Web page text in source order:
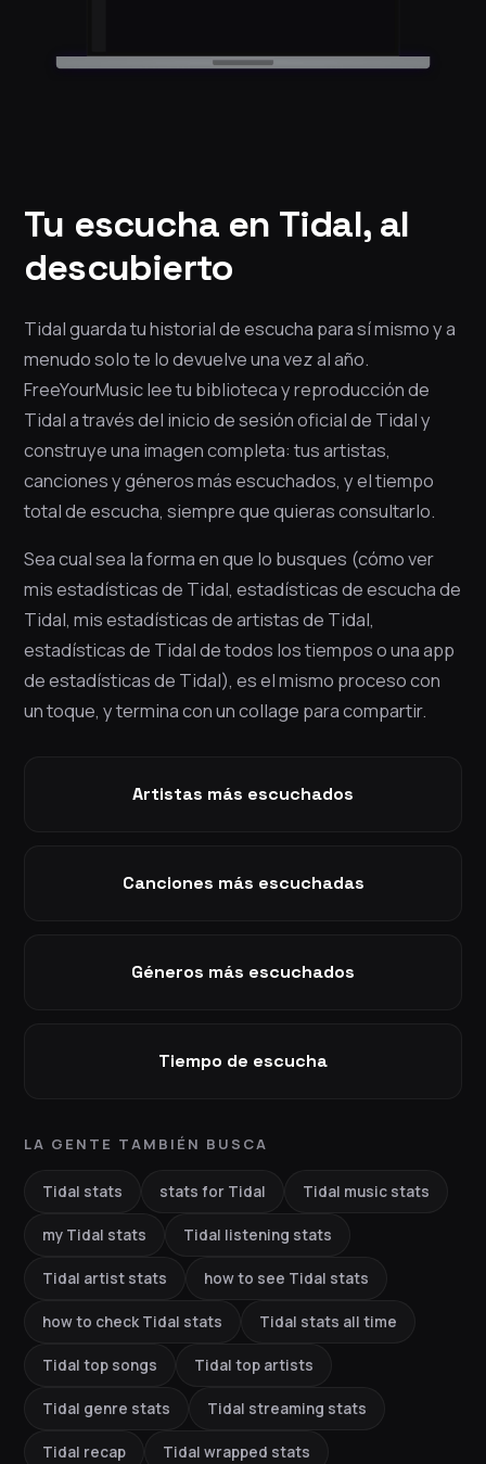
Tu escucha en Tidal, al
descubierto
Tidal guarda tu historial de escucha para sí mismo y a
menudo solo te lo devuelve una vez al año.
FreeYourMusic lee tu biblioteca y reproducción de
Tidal a través del inicio de sesión oficial de Tidal y
construye una imagen completa: tus artistas,
canciones y géneros más escuchados, y el tiempo
total de escucha, siempre que quieras consultarlo.
Sea cual sea la forma en que lo busques (cómo ver
mis estadísticas de Tidal, estadísticas de escucha de
Tidal, mis estadísticas de artistas de Tidal,
estadísticas de Tidal de todos los tiempos o una app
de estadísticas de Tidal), es el mismo proceso con
un toque, y termina con un collage para compartir.
Artistas más escuchados
Canciones más escuchadas
Géneros más escuchados
Tiempo de escucha
LA GENTE TAMBIÉN BUSCA
Tidal stats stats for Tidal Tidal music stats
my Tidal stats Tidal listening stats
Tidal artist stats how to see Tidal stats
how to check Tidal stats Tidal stats all time
Tidal top songs Tidal top artists
Tidal genre stats Tidal streaming stats
Tidal recap Tidal wrapped stats